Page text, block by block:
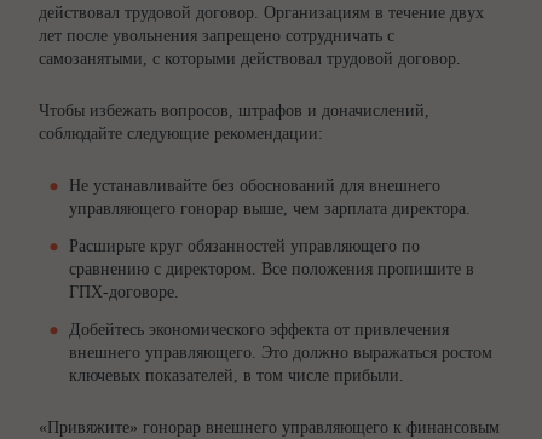
действовал трудовой договор. Организациям в течение двух
лет после увольнения запрещено сотрудничать с
самозанятыми, с которыми действовал трудовой договор.
Чтобы избежать вопросов, штрафов и доначислений,
соблюдайте следующие рекомендации:
Не устанавливайте без обоснований для внешнего
управляющего гонорар выше, чем зарплата директора.
Расширьте круг обязанностей управляющего по
сравнению с директором. Все положения пропишите в
ГПХ-договоре.
Добейтесь экономического эффекта от привлечения
внешнего управляющего. Это должно выражаться ростом
ключевых показателей, в том числе прибыли.
«Привяжите» гонорар внешнего управляющего к финансовым